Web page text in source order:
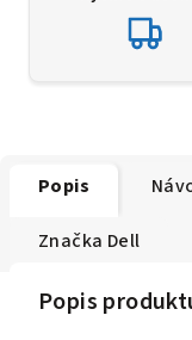
Popis
Značka Dell
Popis